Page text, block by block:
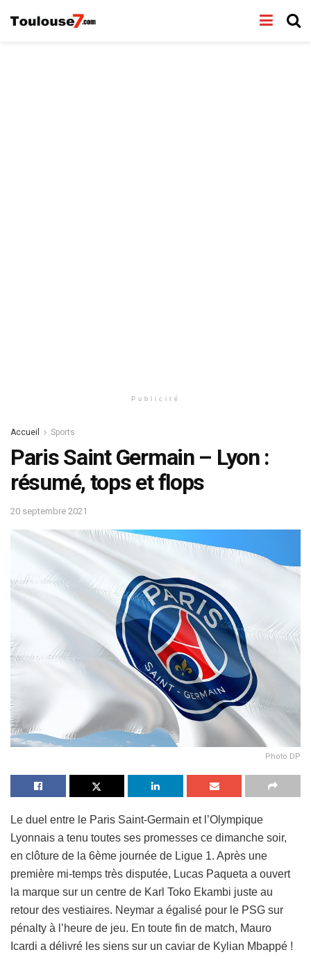
Publicité
Accueil Sports
Paris Saint Germain – Lyon :
résumé, tops et flops
20 septembre 2021
Photo DP
Le duel entre le Paris Saint-Germain et l’Olympique
Lyonnais a tenu toutes ses promesses ce dimanche soir,
en clôture de la 6ème journée de Ligue 1. Après une
première mi-temps très disputée, Lucas Paqueta a ouvert
la marque sur un centre de Karl Toko Ekambi juste au
retour des vestiaires. Neymar a égalisé pour le PSG sur
pénalty à l’heure de jeu. En toute fin de match, Mauro
Icardi a délivré les siens sur un caviar de Kylian Mbappé !